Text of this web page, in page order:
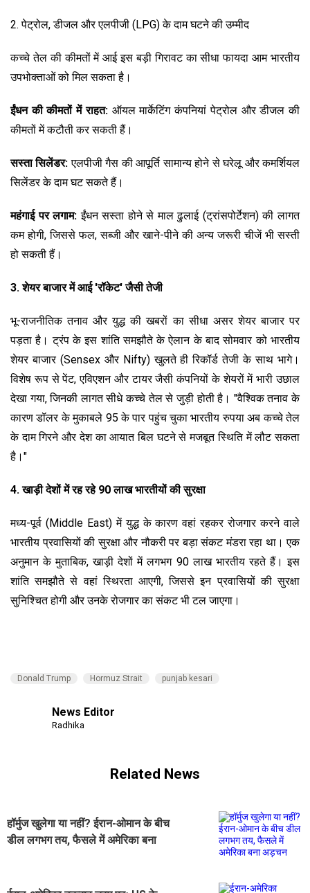
2. पेट्रोल, डीजल और एलपीजी (LPG) के दाम घटने की उम्मीद
कच्चे तेल की कीमतों में आई इस बड़ी गिरावट का सीधा फायदा आम भारतीय
उपभोक्ताओं को मिल सकता है।
ईंधन की कीमतों में राहत:ऑयल मार्केटिंग कंपनियां पेट्रोल और डीजल की
कीमतों में कटौती कर सकती हैं।
सस्ता सिलेंडर: एलपीजी गैस की आपूर्ति सामान्य होने से घरेलू और कमर्शियल
सिलेंडर के दाम घट सकते हैं।
महंगाई पर लगाम: ईंधन सस्ता होने से माल ढुलाई (ट्रांसपोर्टेशन) की लागत
कम होगी, जिससे फल, सब्जी और खाने-पीने की अन्य जरूरी चीजें भी सस्ती
हो सकती हैं।
3. शेयर बाजार में आई 'रॉकेट' जैसी तेजी
भू-राजनीतिक तनाव और युद्ध की खबरों का सीधा असर शेयर बाजार पर
पड़ता है। ट्रंप के इस शांति समझौते के ऐलान के बाद सोमवार को भारतीय
शेयर बाजार (Sensex और Nifty) खुलते ही रिकॉर्ड तेजी के साथ भागे।
विशेष रूप से पेंट, एविएशन और टायर जैसी कंपनियों के शेयरों में भारी उछाल
देखा गया, जिनकी लागत सीधे कच्चे तेल से जुड़ी होती है। "वैश्विक तनाव के
कारण डॉलर के मुकाबले 95 के पार पहुंच चुका भारतीय रुपया अब कच्चे तेल
के दाम गिरने और देश का आयात बिल घटने से मजबूत स्थिति में लौट सकता
है।"
4. खाड़ी देशों में रह रहे 90 लाख भारतीयों की सुरक्षा
मध्य-पूर्व (Middle East) में युद्ध के कारण वहां रहकर रोजगार करने वाले
भारतीय प्रवासियों की सुरक्षा और नौकरी पर बड़ा संकट मंडरा रहा था। एक
अनुमान के मुताबिक, खाड़ी देशों में लगभग 90 लाख भारतीय रहते हैं। इस
शांति समझौते से वहां स्थिरता आएगी, जिससे इन प्रवासियों की सुरक्षा
सुनिश्चित होगी और उनके रोजगार का संकट भी टल जाएगा।
Donald Trump Hormuz Strait punjab kesari
News Editor
Radhika
Related News
हॉर्मुज खुलेगा या नहीं? ईरान-ओमान के बीच
डील लगभग तय, फैसले में अमेरिका बना